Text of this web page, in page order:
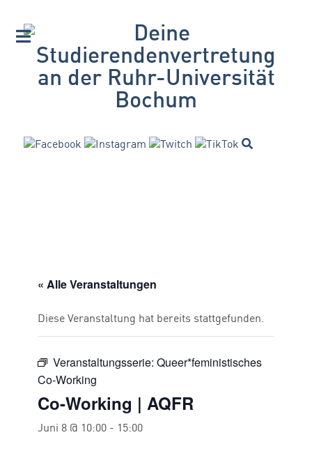
« Alle Veranstaltungen
Diese Veranstaltung hat bereits stattgefunden.
Veranstaltungsserie: Queer*feministisches
Co-Working
Co-Working | AQFR
Juni 8 @ 10:00 - 15:00